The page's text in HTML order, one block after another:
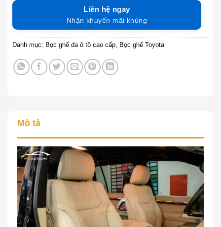
Liên hệ ngay
Nhận khuyến mãi khủng
Danh mục: Bọc ghế da ô tô cao cấp, Bọc ghế Toyota
Mô tả